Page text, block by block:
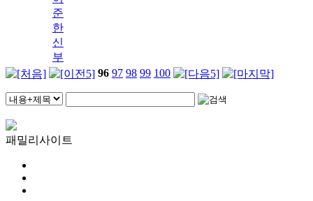
준
한
신
부
96 97 98 99 100
패밀리사이트